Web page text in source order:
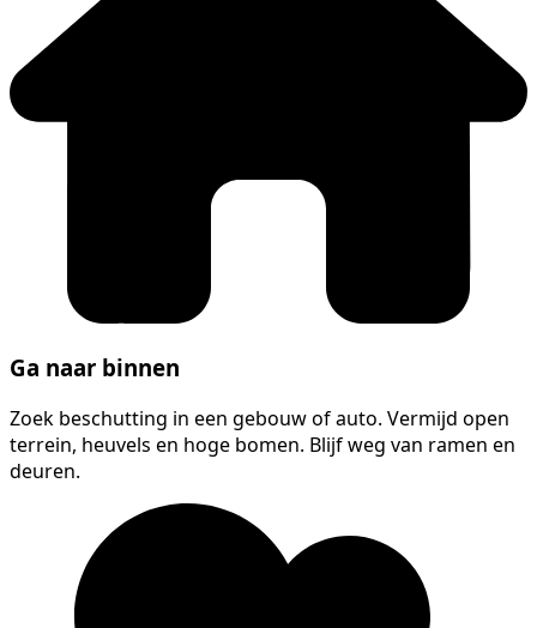
Ga naar binnen
Zoek beschutting in een gebouw of auto. Vermijd open
terrein, heuvels en hoge bomen. Blijf weg van ramen en
deuren.